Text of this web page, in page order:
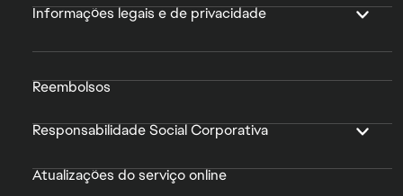
Informações legais e de privacidade
Reembolsos
Responsabilidade Social Corporativa
Atualizações do serviço online